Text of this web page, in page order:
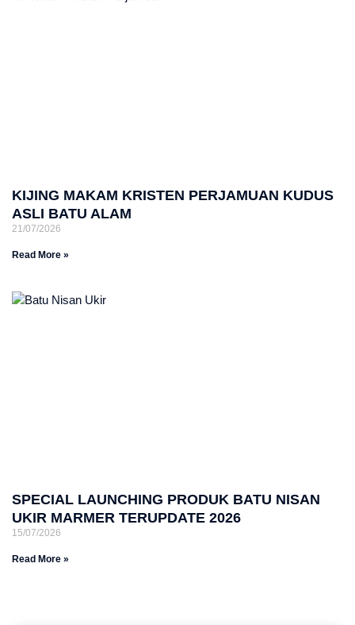
KIJING MAKAM KRISTEN PERJAMUAN KUDUS
ASLI BATU ALAM
21/07/2026
Read More »
SPECIAL LAUNCHING PRODUK BATU NISAN
UKIR MARMER TERUPDATE 2026
15/07/2026
Read More »